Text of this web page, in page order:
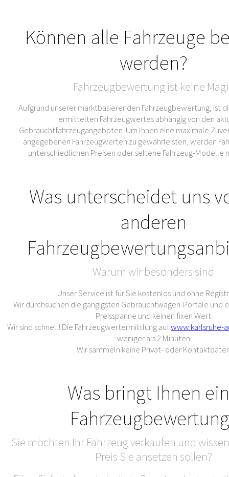
Können alle Fahrzeuge
werden?
Fahrzeugbewertung ist keine
Aufgrund unserer marktbasierenden Fahrzeugbewertung, ist
ermittelten Fahrzeugwertes abhängig von den
Gebrauchtfahrzeugangeboten. Um Ihnen eine maximale
angegebenen Fahrzeugwerten zu gewährleisten, werden
unterschiedlichen Preisen oder seltene Fahrzeug-
Was unterscheidet uns
anderen
Warum wir besonders sind
Unser Service ist für Sie kostenlos und ohne
Wir durchsuchen die gängigsten Gebrauchtwagen-Portale und
Preisspanne und keinen fixen Wert
Wir sind schnell! Die Fahrzeugwertermittlung aufwww.karlsruhe-
weniger als 2 Minuten
Wir sammeln keine Privat- oder
Was bringt Ihnen
Sie möchten Ihr Fahrzeug verkaufen und
Preis Sie ansetzen sollen?